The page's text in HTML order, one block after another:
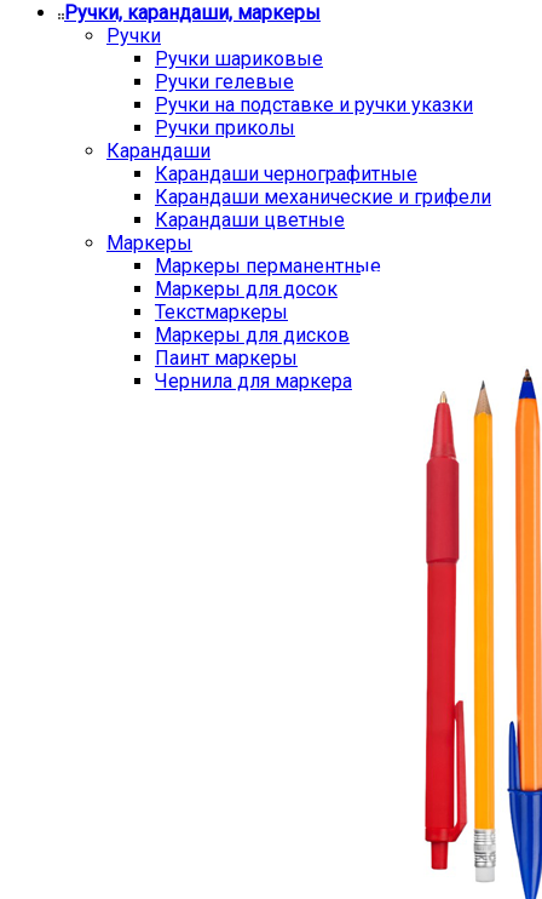
Ручки, карандаши, маркеры
Ручки
Ручки шариковые
Ручки гелевые
Ручки на подставке и ручки указки
Ручки приколы
Карандаши
Карандаши чернографитные
Карандаши механические и грифели
Карандаши цветные
Маркеры
Маркеры перманентные
Маркеры для досок
Текстмаркеры
Маркеры для дисков
Паинт маркеры
Чернила для маркера